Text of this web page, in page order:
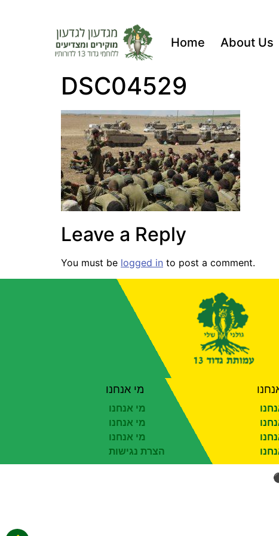
Home About Us
DSC04529
Leave a Reply
You must be logged in to post a comment.
מי אנחנו
מי אנחנו
מי אנחנו
מי אנחנו
הצרת נגישות